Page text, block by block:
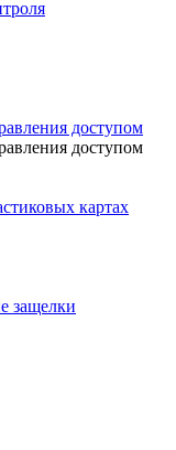
доступом
доступом
картах
защелки